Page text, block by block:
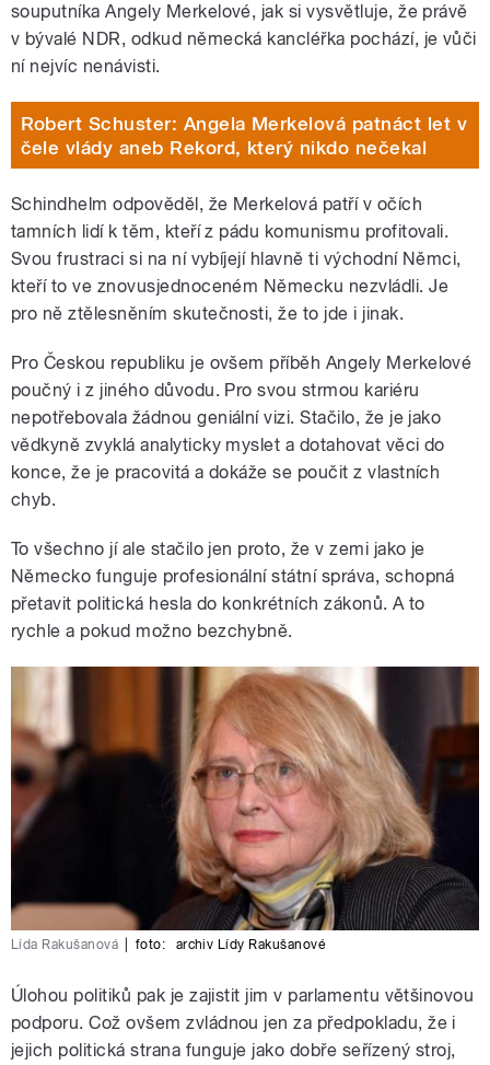
souputníka Angely Merkelové, jak si vysvětluje, že právě
v bývalé NDR, odkud německá kancléřka pochází, je vůči
ní nejvíc nenávisti.
Robert Schuster: Angela Merkelová patnáct let v
čele vlády aneb Rekord, který nikdo nečekal
Schindhelm odpověděl, že Merkelová patří v očích
tamních lidí k těm, kteří z pádu komunismu profitovali.
Svou frustraci si na ní vybíjejí hlavně ti východní Němci,
kteří to ve znovusjednoceném Německu nezvládli. Je
pro ně ztělesněním skutečnosti, že to jde i jinak.
Pro Českou republiku je ovšem příběh Angely Merkelové
poučný i z jiného důvodu. Pro svou strmou kariéru
nepotřebovala žádnou geniální vizi. Stačilo, že je jako
vědkyně zvyklá analyticky myslet a dotahovat věci do
konce, že je pracovitá a dokáže se poučit z vlastních
chyb.
To všechno jí ale stačilo jen proto, že v zemi jako je
Německo funguje profesionální státní správa, schopná
přetavit politická hesla do konkrétních zákonů. A to
rychle a pokud možno bezchybně.
Lída Rakušanová foto: archiv Lídy Rakušanové
Úlohou politiků pak je zajistit jim v parlamentu většinovou
podporu. Což ovšem zvládnou jen za předpokladu, že i
jejich politická strana funguje jako dobře seřízený stroj,